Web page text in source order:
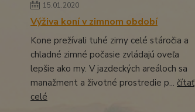
15.01.2020
Výživa koní v zimnom období
Kone prežívali tuhé zimy celé stáročia a
chladné zimné počasie zvládajú oveľa
lepšie ako my. V jazdeckých areáloch sa
manažment a životné prostredie p... čítať
celé